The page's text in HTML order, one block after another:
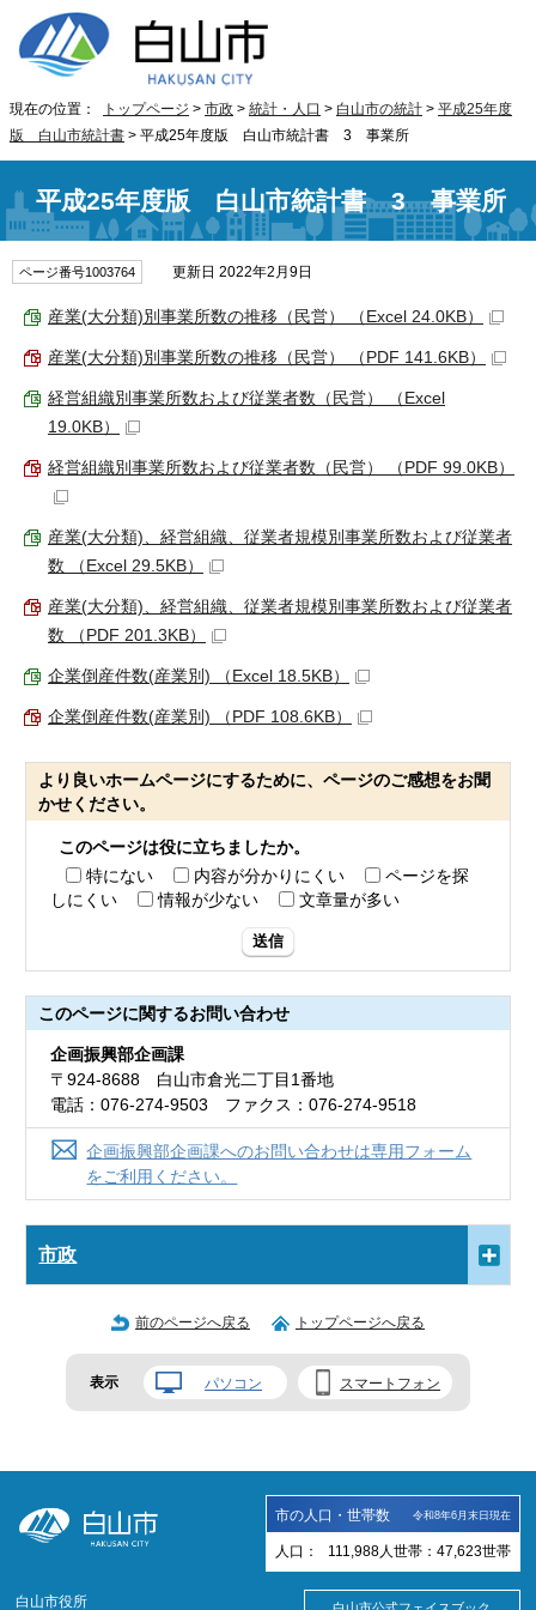
現在の位置： トップページ > 市政 > 統計・人口 > 白山市の統計 > 平成25年度
版 白山市統計書 > 平成25年度版 白山市統計書 3 事業所
平成25年度版 白山市統計書 3 事業所
ページ番号1003764 更新日 2022年2月9日
産業(大分類)別事業所数の推移（民営） （Excel 24.0KB）
産業(大分類)別事業所数の推移（民営） （PDF 141.6KB）
経営組織別事業所数および従業者数（民営） （Excel
19.0KB）
経営組織別事業所数および従業者数（民営） （PDF 99.0KB）
産業(大分類)、経営組織、従業者規模別事業所数および従業者
数 （Excel 29.5KB）
産業(大分類)、経営組織、従業者規模別事業所数および従業者
数 （PDF 201.3KB）
企業倒産件数(産業別) （Excel 18.5KB）
企業倒産件数(産業別) （PDF 108.6KB）
より良いホームページにするために、ページのご感想をお聞
かせください。
このページは役に立ちましたか。
特にない
内容が分かりにくい
ページを探
しにくい
情報が少ない 文章量が多い
送信
このページに関するお問い合わせ
企画振興部企画課
〒924-8688 白山市倉光二丁目1番地
電話：076-274-9503 ファクス：076-274-9518
企画振興部企画課へのお問い合わせは専用フォーム
をご利用ください。
市政
前のページへ戻る トップページへ戻る
表示 パソコン スマートフォン
市の人口・世帯数 令和8年6月末日現在
人口： 111,988 人 世帯： 47,623世帯
白山市役所 白山市公式フェイスブック